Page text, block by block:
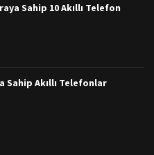
Sahip 10 Akıllı Telefon
Sahip Akıllı Telefonlar